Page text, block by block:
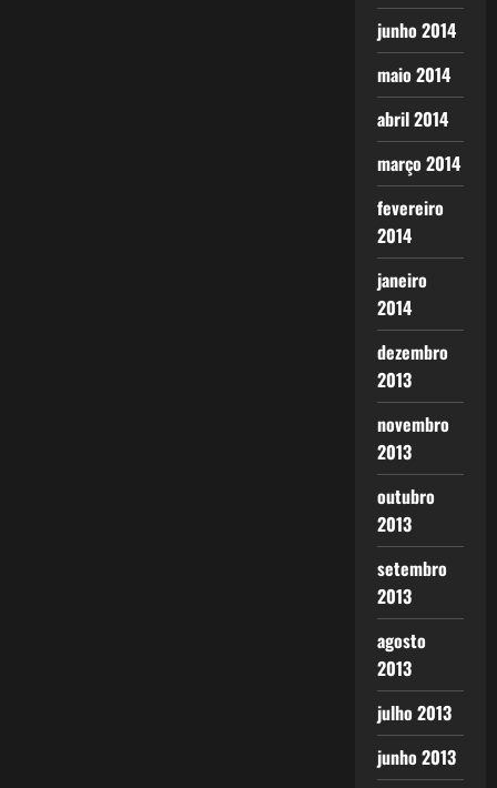
junho 2014
maio 2014
abril 2014
março 2014
fevereiro
2014
janeiro
2014
dezembro
2013
novembro
2013
outubro
2013
setembro
2013
agosto
2013
julho 2013
junho 2013